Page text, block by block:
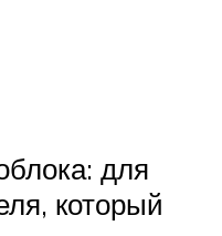
для
который